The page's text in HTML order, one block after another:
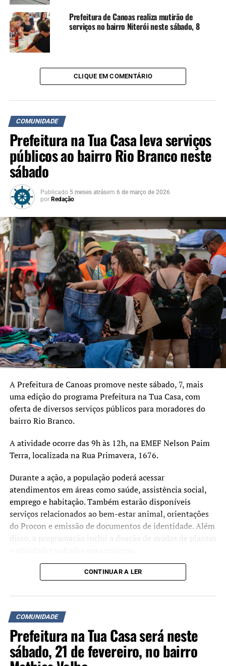
Prefeitura de Canoas realiza mutirão de
serviços no bairro Niterói neste sábado, 8
CLIQUE EM COMENTÁRIO
COMUNIDADE
Prefeitura na Tua Casa leva serviços
públicos ao bairro Rio Branco neste
sábado
Publicado 5 meses atrásem 6 de março de 2026
por Redação
A Prefeitura de Canoas promove neste sábado, 7, mais
uma edição do programa Prefeitura na Tua Casa, com
oferta de diversos serviços públicos para moradores do
bairro Rio Branco.
A atividade ocorre das 9h às 12h, na EMEF Nelson Paim
Terra, localizada na Rua Primavera, 1676.
Durante a ação, a população poderá acessar
atendimentos em áreas como saúde, assistência social,
emprego e habitação. Também estarão disponíveis
serviços relacionados ao bem-estar animal, orientações
do Procon e emissão de documentos de identidade. Além
disso, a programação inclui a doação de mudas de plantas
A iniciativa busca aproximar os serviços da
administração municipal da comunidade e facilitar o
acesso da população a atendimentos públicos. De acordo
com a prefeitura, o evento será cancelado em caso de
chuva.
CONTINUAR A LER
COMUNIDADE
Prefeitura na Tua Casa será neste
sábado, 21 de fevereiro, no bairro